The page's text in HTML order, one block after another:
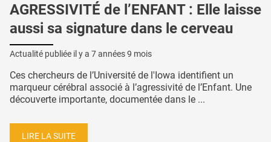
AGRESSIVITÉ de l’ENFANT : Elle laisse
aussi sa signature dans le cerveau
Actualité publiée il y a 7 années 9 mois
Ces chercheurs de l’Université de l'Iowa identifient un
marqueur cérébral associé à l’agressivité de l’Enfant. Une
découverte importante, documentée dans le ...
LIRE LA SUITE